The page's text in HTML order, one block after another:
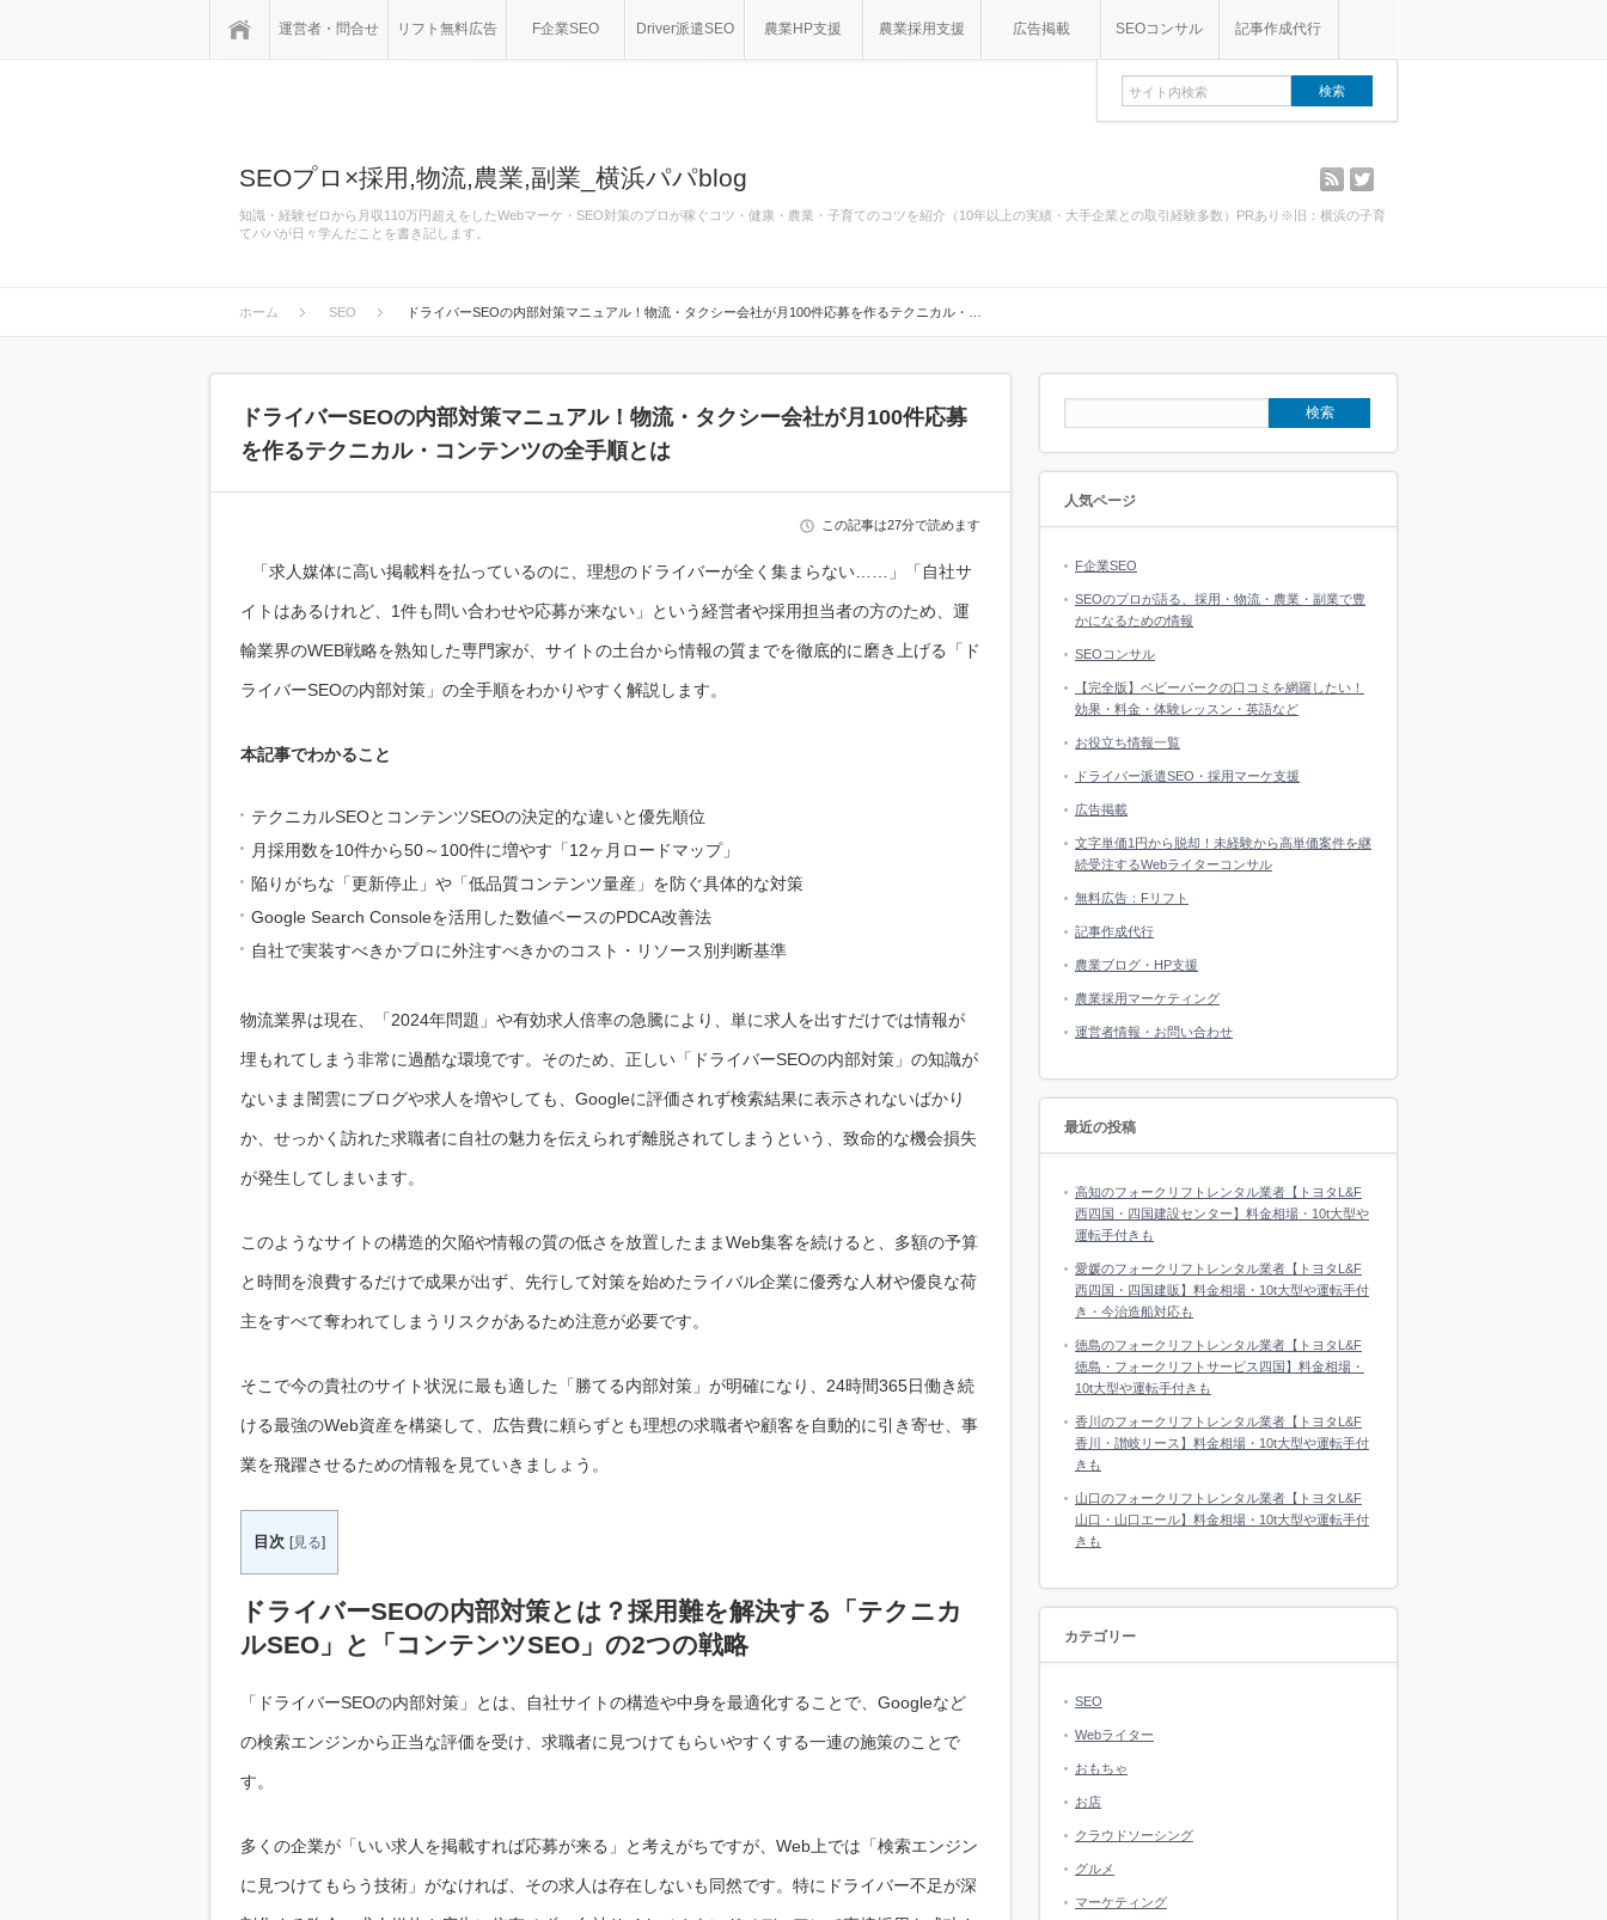
運営者・問合せ リフト無料広告 F企業SEO Driver派遣SEO 農業HP支援 農業採用支援 広告掲載 SEOコンサル 記事作成代行
SEOプロ×採用,物流,農業,副業_横浜パパblog
知識・経験ゼロから月収110万円超えをしたWebマーケ・SEO対策のプロが稼ぐコツ・健康・農業・子育てのコツを紹介（10年以上の実績・大手企業との取引経験多数）PRあり※旧：横浜の子育
てパパが日々学んだことを書き記します。
rss
ホーム SEO ドライバーSEOの内部対策マニュアル！物流・タクシー会社が月100件応募を作るテクニカル・…
ドライバーSEOの内部対策マニュアル！物流・タクシー会社が月100件応募
を作るテクニカル・コンテンツの全手順とは
この記事は27分で読めます
「求人媒体に高い掲載料を払っているのに、理想のドライバーが全く集まらない……」「自社サ
イトはあるけれど、1件も問い合わせや応募が来ない」という経営者や採用担当者の方のため、運
輸業界のWEB戦略を熟知した専門家が、サイトの土台から情報の質までを徹底的に磨き上げる「ド
ライバーSEOの内部対策」の全手順をわかりやすく解説します。
本記事でわかること
テクニカルSEOとコンテンツSEOの決定的な違いと優先順位
月採用数を10件から50～100件に増やす「12ヶ月ロードマップ」
陥りがちな「更新停止」や「低品質コンテンツ量産」を防ぐ具体的な対策
Google Search Consoleを活用した数値ベースのPDCA改善法
自社で実装すべきかプロに外注すべきかのコスト・リソース別判断基準
物流業界は現在、「2024年問題」や有効求人倍率の急騰により、単に求人を出すだけでは情報が
埋もれてしまう非常に過酷な環境です。そのため、正しい「ドライバーSEOの内部対策」の知識が
ないまま闇雲にブログや求人を増やしても、Googleに評価されず検索結果に表示されないばかり
か、せっかく訪れた求職者に自社の魅力を伝えられず離脱されてしまうという、致命的な機会損失
が発生してしまいます。
このようなサイトの構造的欠陥や情報の質の低さを放置したままWeb集客を続けると、多額の予算
と時間を浪費するだけで成果が出ず、先行して対策を始めたライバル企業に優秀な人材や優良な荷
主をすべて奪われてしまうリスクがあるため注意が必要です。
そこで今の貴社のサイト状況に最も適した「勝てる内部対策」が明確になり、24時間365日働き続
ける最強のWeb資産を構築して、広告費に頼らずとも理想の求職者や顧客を自動的に引き寄せ、事
業を飛躍させるための情報を見ていきましょう。
目次 [見る]
ドライバーSEOの内部対策とは？採用難を解決する「テクニカ
ルSEO」と「コンテンツSEO」の2つの戦略
「ドライバーSEOの内部対策」とは、自社サイトの構造や中身を最適化することで、Googleなど
の検索エンジンから正当な評価を受け、求職者に見つけてもらいやすくする一連の施策のことで
す。
多くの企業が「いい求人を掲載すれば応募が来る」と考えがちですが、Web上では「検索エンジン
に見つけてもらう技術」がなければ、その求人は存在しないも同然です。特にドライバー不足が深
人気ページ
F企業SEO
SEOのプロが語る、採用・物流・農業・副業で豊
かになるための情報
SEOコンサル
【完全版】ベビーパークの口コミを網羅したい！
効果・料金・体験レッスン・英語など
お役立ち情報一覧
ドライバー派遣SEO・採用マーケ支援
広告掲載
文字単価1円から脱却！未経験から高単価案件を継
続受注するWebライターコンサル
無料広告：Fリフト
記事作成代行
農業ブログ・HP支援
農業採用マーケティング
運営者情報・お問い合わせ
最近の投稿
高知のフォークリフトレンタル業者【トヨタL&F
西四国・四国建設センター】料金相場・10t大型や
運転手付きも
愛媛のフォークリフトレンタル業者【トヨタL&F
西四国・四国建販】料金相場・10t大型や運転手付
き・今治造船対応も
徳島のフォークリフトレンタル業者【トヨタL&F
徳島・フォークリフトサービス四国】料金相場・
10t大型や運転手付きも
香川のフォークリフトレンタル業者【トヨタL&F
香川・讃岐リース】料金相場・10t大型や運転手付
きも
山口のフォークリフトレンタル業者【トヨタL&F
山口・山口エール】料金相場・10t大型や運転手付
きも
カテゴリー
SEO
Webライター
おもちゃ
お店
クラウドソーシング
グルメ
マーケティング